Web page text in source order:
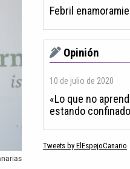
Febril
Opinión
10 de julio de 2020
«Lo que no
estando
Tweets by ElEspejoCanario